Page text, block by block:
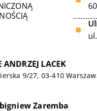
ANDRZEJ LACEK
9/27, 03-410
Zaremba